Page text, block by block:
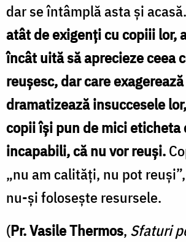
dar se întâmplă asta şi acasă.
atât de exigenţi cu copiii lor,
încât uită să aprecieze ceea
reuşesc, dar care
dramatizează insuccesele
copii îşi pun de mici eticheta
incapabili, că nu vor reuşi.
„nu am calităţi, nu pot
nu-şi foloseşte resursele.
(Pr. Vasile Thermos, Sfaturi